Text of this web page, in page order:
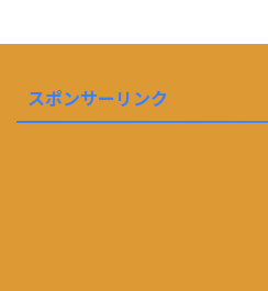
スポンサーリンク